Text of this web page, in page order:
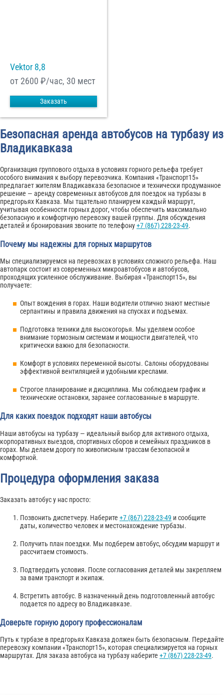
Vektor 8,8
от 2600 ₽/час, 30 мест
Заказать
Безопасная аренда автобусов на турбазу из
Владикавказа
Организация группового отдыха в условиях горного рельефа требует
особого внимания к выбору перевозчика. Компания «Транспорт15»
предлагает жителям Владикавказа безопасное и технически продуманное
решение — аренду современных автобусов для поездок на турбазы в
предгорьях Кавказа. Мы тщательно планируем каждый маршрут,
учитывая особенности горных дорог, чтобы обеспечить максимально
безопасную и комфортную перевозку вашей группы. Для обсуждения
деталей и бронирования звоните по телефону+7 (867) 228-23-49.
Почему мы надежны для горных маршрутов
Мы специализируемся на перевозках в условиях сложного рельефа. Наш
автопарк состоит из современных микроавтобусов и автобусов,
проходящих усиленное обслуживание. Выбирая «Транспорт15», вы
получаете:
Опыт вождения в горах. Наши водители отлично знают местные
серпантины и правила движения на спусках и подъемах.
Подготовка техники для высокогорья. Мы уделяем особое
внимание тормозным системам и мощности двигателей, что
критически важно для безопасности.
Комфорт в условиях переменной высоты. Салоны оборудованы
эффективной вентиляцией и удобными креслами.
Строгое планирование и дисциплина. Мы соблюдаем график и
технические остановки, заранее согласованные в маршруте.
Для каких поездок подходят наши автобусы
Наши автобусы на турбазу — идеальный выбор для активного отдыха,
корпоративных выездов, спортивных сборов и семейных праздников в
горах. Мы делаем дорогу по живописным трассам безопасной и
комфортной.
Процедура оформления заказа
Заказать автобус у нас просто:
Позвонить диспетчеру. Наберите +7 (867) 228-23-49 и сообщите
даты, количество человек и местонахождение турбазы.
Получить план поездки. Мы подберем автобус, обсудим маршрут и
рассчитаем стоимость.
Подтвердить условия. После согласования деталей мы закрепляем
за вами транспорт и экипаж.
Встретить автобус. В назначенный день подготовленный автобус
подается по адресу во Владикавказе.
Доверьте горную дорогу профессионалам
Путь к турбазе в предгорьях Кавказа должен быть безопасным. Передайте
перевозку компании «Транспорт15», которая специализируется на горных
маршрутах. Для заказа автобуса на турбазу наберите +7 (867) 228-23-49.